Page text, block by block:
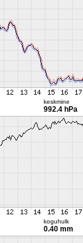
keskmine
992.4 hPa
koguhulk
0.40 mm